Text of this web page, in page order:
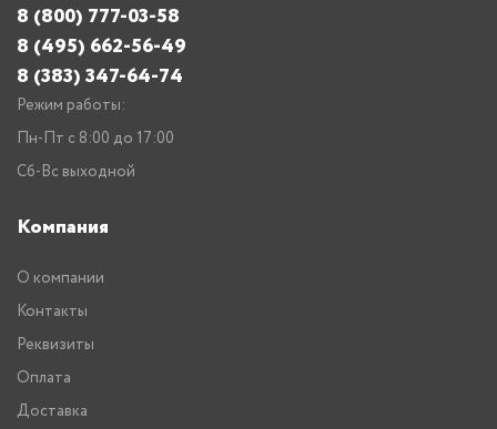
8 (800) 777-03-58
8 (495) 662-56-49
8 (383) 347-64-74
Режим работы:
Пн-Пт с 8:00 до 17:00
Сб-Вс выходной
Компания
О компании
Контакты
Реквизиты
Оплата
Доставка